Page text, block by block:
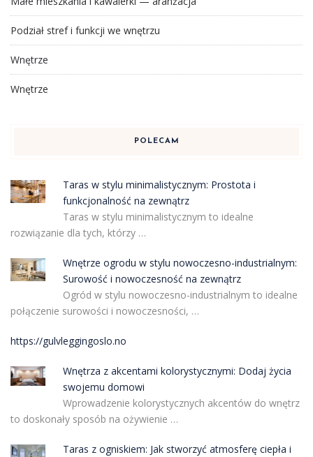
Podział stref i funkcji we wnętrzu
Wnętrze
Wnętrze
POLECAM
Taras w stylu minimalistycznym: Prostota i
funkcjonalność na zewnątrz
Taras w stylu minimalistycznym to idealne
rozwiązanie dla tych, którzy …
Wnętrze ogrodu w stylu nowoczesno-industrialnym:
Surowość i nowoczesność na zewnątrz
Ogród w stylu nowoczesno-industrialnym to idealne
połączenie surowości i nowoczesności, …
https://gulvleggingoslo.no
Wnętrza z akcentami kolorystycznymi: Dodaj życia
swojemu domowi
Wprowadzenie kolorystycznych akcentów do wnętrz
to doskonały sposób na ożywienie …
Taras z ogniskiem: Jak stworzyć atmosferę ciepła i